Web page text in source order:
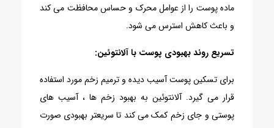
ماده پوست را از عوامل محرک و حساس محافظت می کند
و باعث کاهش استرس می شود.
تسریع روند بهبودی پوست با آلانتوئین:
برای تسکین پوست آسیب دیده و ترمیم زخم مورد استفاده
قرار می گیرد. آلانتوئین به بهبود زخم ها ، آسیب های
پوستی و جای زخم کمک می کند تا سریعتر بهبودی صورت